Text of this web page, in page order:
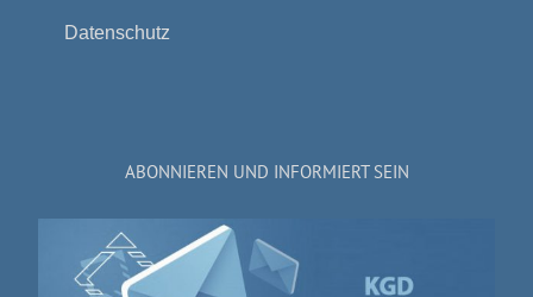
Datenschutz
ABONNIEREN UND INFORMIERT SEIN